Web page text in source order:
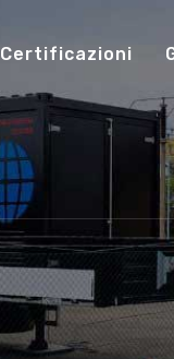
Certificazioni